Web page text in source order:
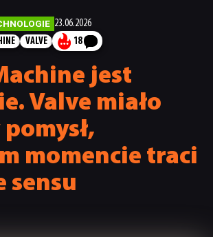
23.06.2026
VALVE 18
jest
Valve miało
momencie traci
sensu